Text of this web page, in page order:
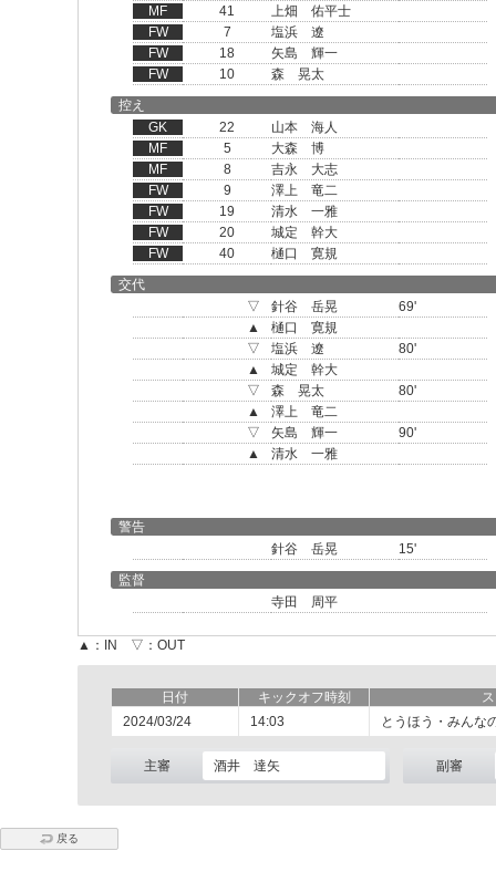
MF
41
上畑 佑平士
FW
7
塩浜 遼
FW
18
矢島 輝一
FW
10
森 晃太
控え
GK
22
山本 海人
MF
5
大森 博
MF
8
吉永 大志
FW
9
澤上 竜二
FW
19
清水 一雅
FW
20
城定 幹大
FW
40
樋口 寛規
交代
▽
針谷 岳晃
69'
▲
樋口 寛規
▽
塩浜 遼
80'
▲
城定 幹大
▽
森 晃太
80'
▲
澤上 竜二
▽
矢島 輝一
90'
▲
清水 一雅
警告
針谷 岳晃
15'
監督
寺田 周平
▲：IN ▽：OUT
日付 キックオフ時刻
2024/03/24
14:03 とうほう・みんな
主審 酒井 達矢 副審
戻る